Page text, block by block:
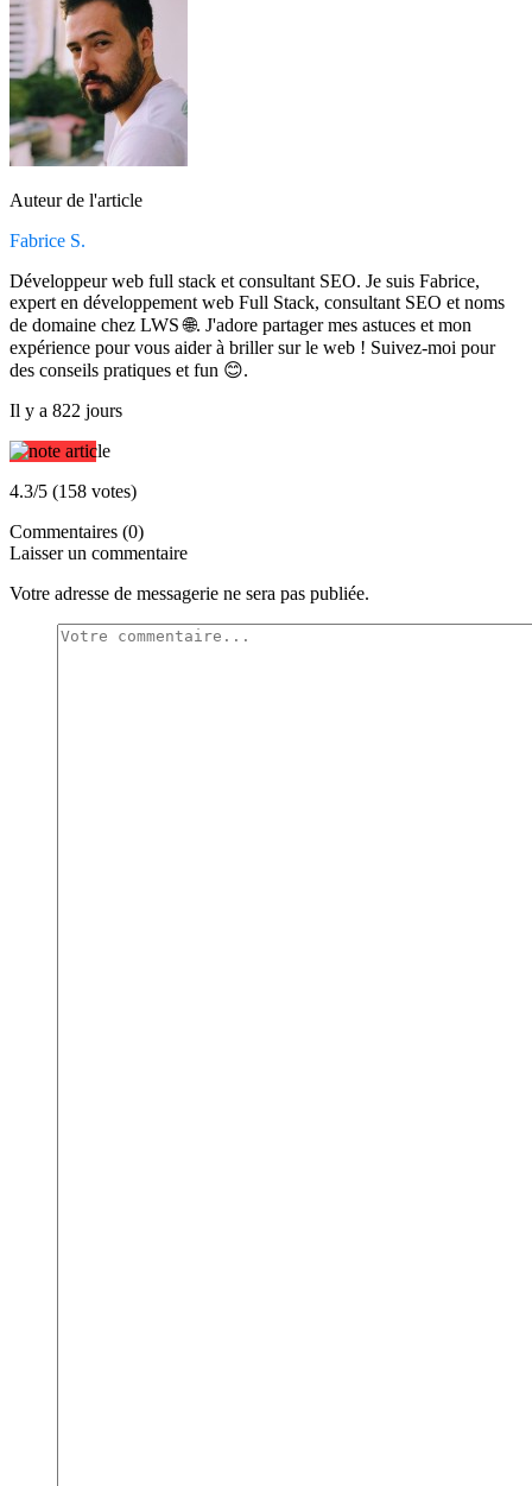
Auteur de l'article
Fabrice S.
Développeur web full stack et consultant SEO. Je suis Fabrice,
expert en développement web Full Stack, consultant SEO et noms
de domaine chez LWS 🌐. J'adore partager mes astuces et mon
expérience pour vous aider à briller sur le web ! Suivez-moi pour
des conseils pratiques et fun 😊.
Il y a 822 jours
4.3/5 (158 votes)
Commentaires (0)
Laisser un commentaire
Votre adresse de messagerie ne sera pas publiée.